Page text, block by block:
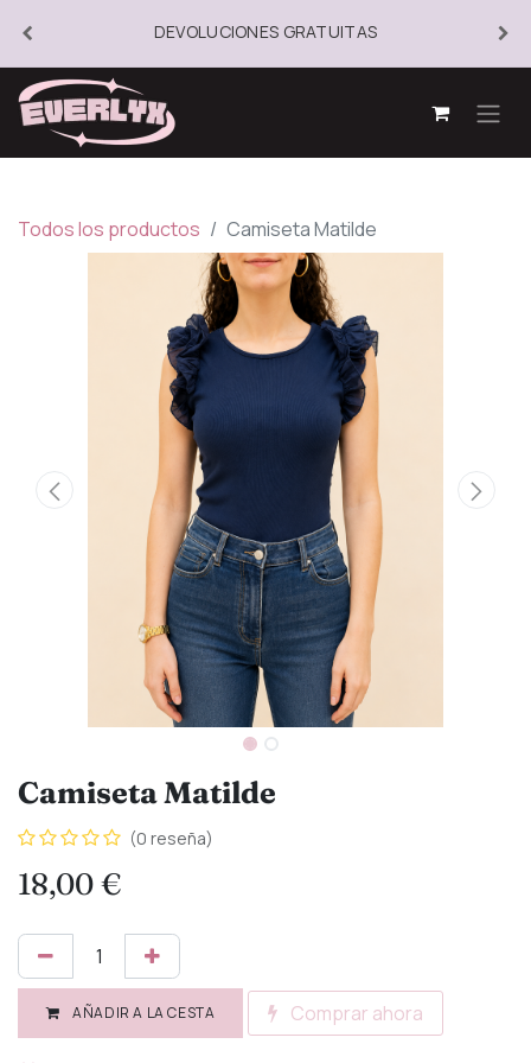
DEVOLUCIONES GRATUITAS
Todos los productos Camiseta Matilde
Camiseta Matilde
(0 reseña)
18,00€
AÑADIR A LA CESTA Comprar ahora